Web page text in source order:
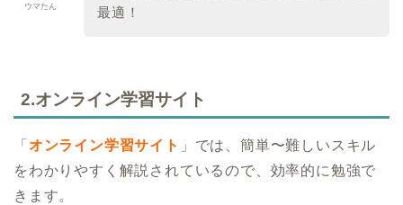
ウマたん
最適！
2.オンライン学習サイト
「 オンライン学習サイト 」では、簡単〜難しいスキル
をわかりやすく解説されているので、効率的に勉強で
きます。